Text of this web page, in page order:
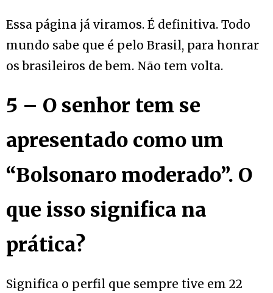
Essa página já viramos. É definitiva. Todo
mundo sabe que é pelo Brasil, para honrar
os brasileiros de bem. Não tem volta.
5 – O senhor tem se
apresentado como um
“Bolsonaro moderado”. O
que isso significa na
prática?
Significa o perfil que sempre tive em 22